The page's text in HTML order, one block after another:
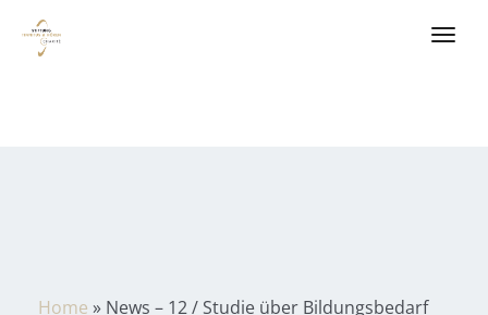
Home » News – 12 / Studie über Bildungsbedarf